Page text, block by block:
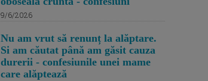
9/6/2026
Nu am vrut să renunț la alăptare.
Si am căutat până am găsit cauza
durerii - confesiunile unei mame
care alăptează